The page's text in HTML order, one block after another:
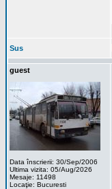
Sus
guest
Data înscrierii: 30/Sep/2006
Ultima vizita: 05/Aug/2026
Mesaje: 11498
Locaţie: Bucuresti